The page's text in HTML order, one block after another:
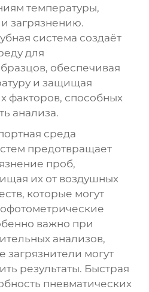
температуры,
загрязнению.
система создаёт
для
обеспечивая
и защищая
факторов, способных
анализа.
среда
предотвращает
проб,
их от воздушных
которые могут
важно при
анализов,
загрязнители могут
результаты. Быстрая
пневматических